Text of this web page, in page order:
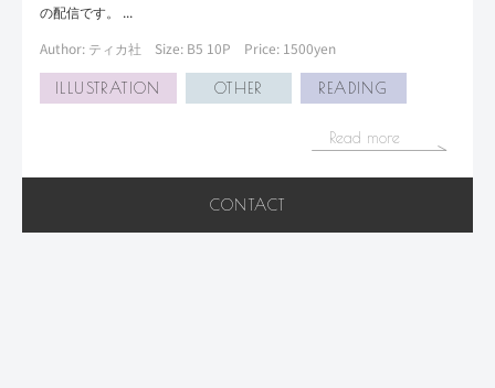
の配信です。 ...
Author: ティカ社
Size: B5 10P Price: 1500yen
ILLUSTRATION OTHER READING
Read more
CONTACT